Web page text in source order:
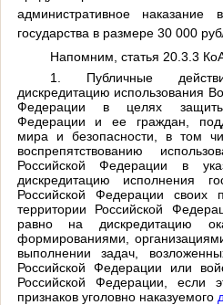
административное
государства в размере 30 000
Напомним, статья 20.3.3
1. Публичные
дискредитацию использования
Федерации в целях защиты
Федерации и ее граждан,
мира и безопасности, в том
воспрепятствованию
Российской Федерации в
дискредитацию исполнения
Российской Федерации своих
территории Российской
равно на дискредитацию
формированиями,
выполнении задач,
Российской Федерации или
Российской Федерации, если
признаков уголовно наказуемого